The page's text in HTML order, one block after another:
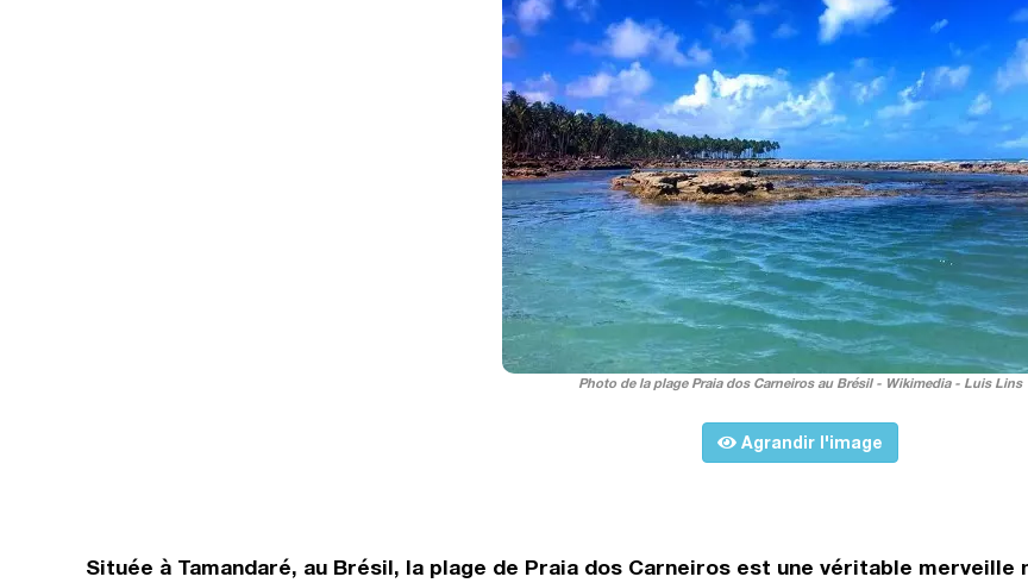
Photo de la plage Praia dos Carneiros au Brésil - Wikimedia - Luis Lins
Agrandir l'image
Située à Tamandaré, au Brésil, la plage de Praia dos Carneiros est une véritable